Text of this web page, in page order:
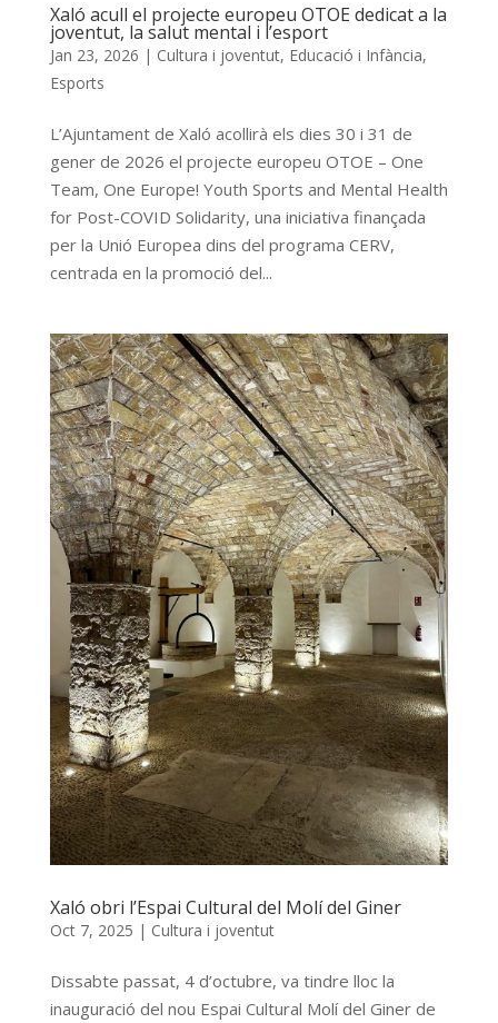
Xaló acull el projecte europeu OTOE dedicat a la
joventut, la salut mental i l’esport
Jan 23, 2026 | Cultura i joventut, Educació i Infància,
Esports
L’Ajuntament de Xaló acollirà els dies 30 i 31 de
gener de 2026 el projecte europeu OTOE – One
Team, One Europe! Youth Sports and Mental Health
for Post-COVID Solidarity, una iniciativa finançada
per la Unió Europea dins del programa CERV,
centrada en la promoció del...
Xaló obri l’Espai Cultural del Molí del Giner
Oct 7, 2025 | Cultura i joventut
Dissabte passat, 4 d’octubre, va tindre lloc la
inauguració del nou Espai Cultural Molí del Giner de